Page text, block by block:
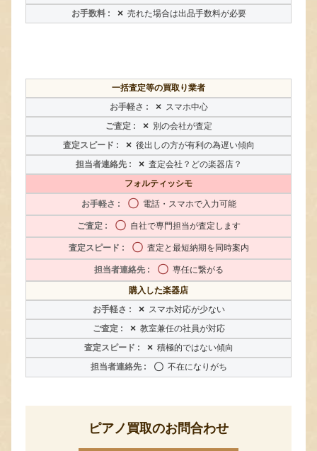
× 売れた場合は出品手数料が必要
一括査定等の買取り業者
× スマホ中心
× 別の会社が査定
× 後出しの方が有利の為遅い傾向
× 査定会社？どの楽器店？
フォルティッシモ
〇 電話・スマホで入力可能
〇 自社で専門担当が査定します
〇 査定と最短納期を同時案内
〇 専任に繋がる
購入した楽器店
× スマホ対応が少ない
× 教室兼任の社員が対応
× 積極的ではない傾向
〇 不在になりがち
ピアノ買取のお問合わせ